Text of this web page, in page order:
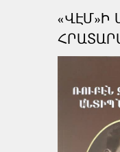
«ՎԷՄ»Ի